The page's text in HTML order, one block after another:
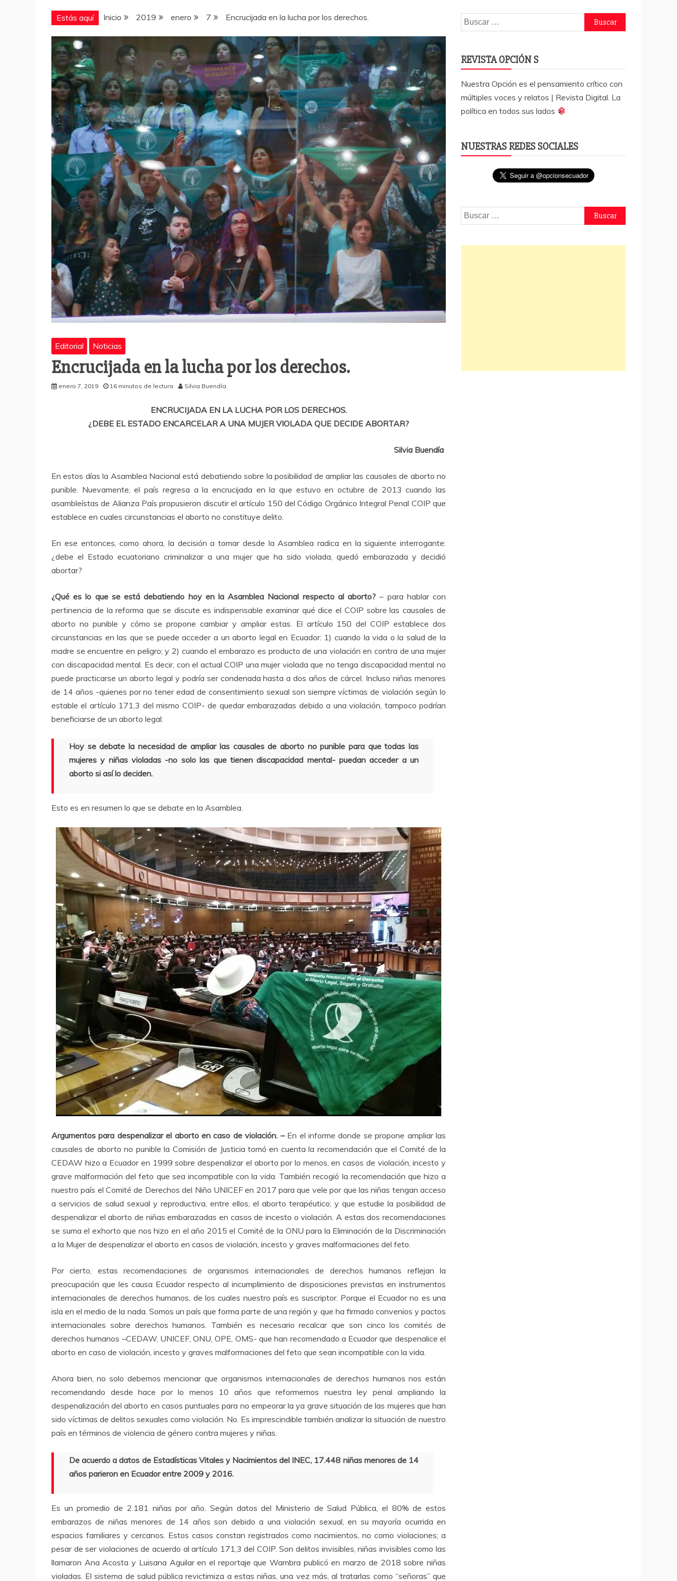
Estás aquí Inicio 2019 enero 7 Encrucijada en la lucha por los derechos.
Editorial Noticias
Encrucijada en la lucha por los derechos.
enero 7, 2019 16 minutos de lectura Silvia Buendía
ENCRUCIJADA EN LA LUCHA POR LOS DERECHOS.
¿DEBE EL ESTADO ENCARCELAR A UNA MUJER VIOLADA QUE DECIDE ABORTAR?
Silvia Buendía
En estos días la Asamblea Nacional está debatiendo sobre la posibilidad de ampliar las causales de aborto no
punible. Nuevamente, el país regresa a la encrucijada en la que estuvo en octubre de 2013 cuando las
asambleístas de Alianza País propusieron discutir el artículo 150 del Código Orgánico Integral Penal COIP que
establece en cuales circunstancias el aborto no constituye delito.
En ese entonces, como ahora, la decisión a tomar desde la Asamblea radica en la siguiente interrogante:
¿debe el Estado ecuatoriano criminalizar a una mujer que ha sido violada, quedó embarazada y decidió
abortar?
¿Qué es lo que se está debatiendo hoy en la Asamblea Nacional respecto al aborto? – para hablar con
pertinencia de la reforma que se discute es indispensable examinar qué dice el COIP sobre las causales de
aborto no punible y cómo se propone cambiar y ampliar estas. El artículo 150 del COIP establece dos
circunstancias en las que se puede acceder a un aborto legal en Ecuador: 1) cuando la vida o la salud de la
madre se encuentre en peligro; y 2) cuando el embarazo es producto de una violación en contra de una mujer
con discapacidad mental. Es decir, con el actual COIP una mujer violada que no tenga discapacidad mental no
puede practicarse un aborto legal y podría ser condenada hasta a dos años de cárcel. Incluso niñas menores
de 14 años -quienes por no tener edad de consentimiento sexual son siempre víctimas de violación según lo
estable el artículo 171,3 del mismo COIP- de quedar embarazadas debido a una violación, tampoco podrían
beneficiarse de un aborto legal.
Hoy se debate la necesidad de ampliar las causales de aborto no punible para que todas las
mujeres y niñas violadas -no solo las que tienen discapacidad mental- puedan acceder a un
aborto si así lo deciden.
Esto es en resumen lo que se debate en la Asamblea.
Argumentos para despenalizar el aborto en caso de violación. –En el informe donde se propone ampliar las
causales de aborto no punible la Comisión de Justicia tomó en cuenta la recomendación que el Comité de la
CEDAW hizo a Ecuador en 1999 sobre despenalizar el aborto por lo menos, en casos de violación, incesto y
grave malformación del feto que sea incompatible con la vida. También recogió la recomendación que hizo a
nuestro país el Comité de Derechos del Niño UNICEF en 2017 para que vele por que las niñas tengan acceso
a servicios de salud sexual y reproductiva, entre ellos, el aborto terapéutico; y que estudie la posibilidad de
despenalizar el aborto de niñas embarazadas en casos de incesto o violación. A estas dos recomendaciones
se suma el exhorto que nos hizo en el año 2015 el Comité de la ONU para la Eliminación de la Discriminación
a la Mujer de despenalizar el aborto en casos de violación, incesto y graves malformaciones del feto.
Por cierto, estas recomendaciones de organismos internacionales de derechos humanos reflejan la
preocupación que les causa Ecuador respecto al incumplimiento de disposiciones previstas en instrumentos
internacionales de derechos humanos, de los cuales nuestro país es suscriptor. Porque el Ecuador no es una
isla en el medio de la nada. Somos un país que forma parte de una región y que ha firmado convenios y pactos
internacionales sobre derechos humanos. También es necesario recalcar que son cinco los comités de
derechos humanos –CEDAW, UNICEF, ONU, OPE, OMS- que han recomendado a Ecuador que despenalice el
aborto en caso de violación, incesto y graves malformaciones del feto que sean incompatible con la vida.
Ahora bien, no solo debemos mencionar que organismos internacionales de derechos humanos nos están
recomendando desde hace por lo menos 10 años que reformemos nuestra ley penal ampliando la
despenalización del aborto en casos puntuales para no empeorar la ya grave situación de las mujeres que han
sido víctimas de delitos sexuales como violación. No. Es imprescindible también analizar la situación de nuestro
país en términos de violencia de género contra mujeres y niñas.
De acuerdo a datos de Estadísticas Vitales y Nacimientos del INEC, 17.448 niñas menores de 14
años parieron en Ecuador entre 2009 y 2016.
Es un promedio de 2.181 niñas por año. Según datos del Ministerio de Salud Pública, el 80% de estos
embarazos de niñas menores de 14 años son debido a una violación sexual, en su mayoría ocurrida en
espacios familiares y cercanos. Estos casos constan registrados como nacimientos, no como violaciones; a
pesar de ser violaciones de acuerdo al artículo 171,3 del COIP. Son delitos invisibles, niñas invisibles como las
llamaron Ana Acosta y Luisana Aguilar en el reportaje que Wambra publicó en marzo de 2018 sobre niñas
violadas. El sistema de salud pública revictimiza a estas niñas, una vez más, al tratarlas como “señoras” que
Buscar:
REVISTA OPCIÓN S
Nuestra Opción es el pensamiento crítico con
múltiples voces y relatos | Revista Digital. La
política en todos sus lados
NUESTRAS REDES SOCIALES
Buscar: